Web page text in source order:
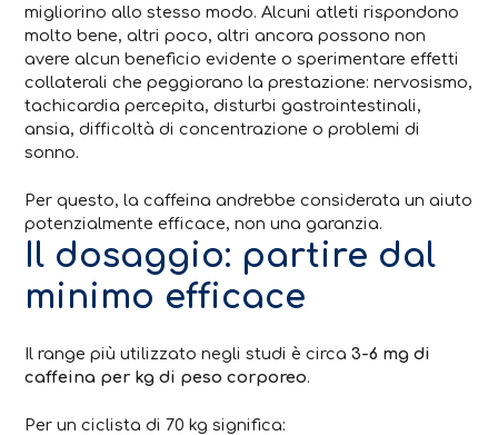
migliorino allo stesso modo. Alcuni atleti rispondono
molto bene, altri poco, altri ancora possono non
avere alcun beneficio evidente o sperimentare effetti
collaterali che peggiorano la prestazione: nervosismo,
tachicardia percepita, disturbi gastrointestinali,
ansia, difficoltà di concentrazione o problemi di
sonno.
Per questo, la caffeina andrebbe considerata un aiuto
potenzialmente efficace, non una garanzia.
Il dosaggio: partire dal
minimo efficace
Il range più utilizzato negli studi è circa3-6 mg di
caffeina per kg di peso corporeo.
Per un ciclista di 70 kg significa: